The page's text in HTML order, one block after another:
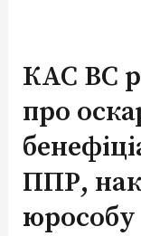
КАС ВС
про
ППР,
юрособу
КАС
ВС
розглянув
справу
про
оскарження
кінцевим
бенефіціарним